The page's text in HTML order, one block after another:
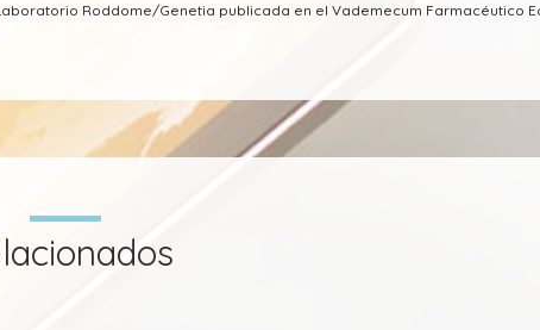
Roddome/Genetia publicada en el Vademecum Farmacéutico